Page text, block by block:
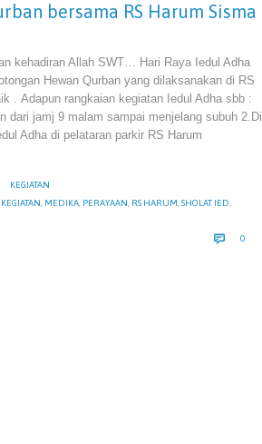
bersama RS Harum Sisma
kehadiran Allah SWT… Hari Raya Iedul Adha
Hewan Qurban yang dilaksanakan di RS
. Adapun rangkaian kegiatan Iedul Adha sbb :
dari jamj 9 malam sampai menjelang subuh 2.Di
Adha di pelataran parkir RS Harum
CATEGORY
KEGIATAN
KEGIATAN, MEDIKA, PERAYAAN, RS HARUM,SHOLAT IED,
 0